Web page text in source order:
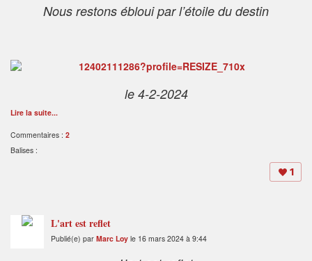
Nous restons ébloui par l’étoile du destin
le 4-2-2024
Lire la suite...
Commentaires : 2
Balises :
1
L'art est reflet
Publié(e) par Marc Loy le 16 mars 2024 à 9:44